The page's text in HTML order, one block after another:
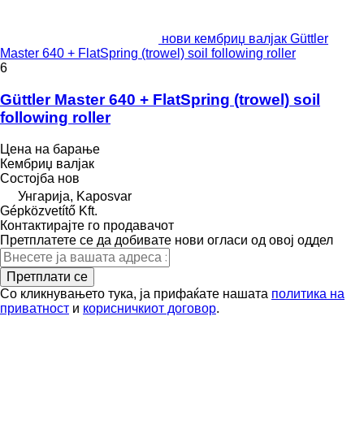
нови кембриџ валјак Güttler
Master 640 + FlatSpring (trowel) soil following roller
6
Güttler Master 640 + FlatSpring (trowel) soil
following roller
Цена на барање
Кембриџ валјак
Состојба нов
Унгарија, Kaposvar
Gépközvetítő Kft.
Контактирајте го продавачот
Претплатете се да добивате нови огласи од овој оддел
Претплати се
Со кликнувањето тука, ја прифаќате нашата политика на
приватност и корисничкиот договор.